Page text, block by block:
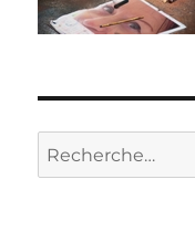
Recherche
pour :